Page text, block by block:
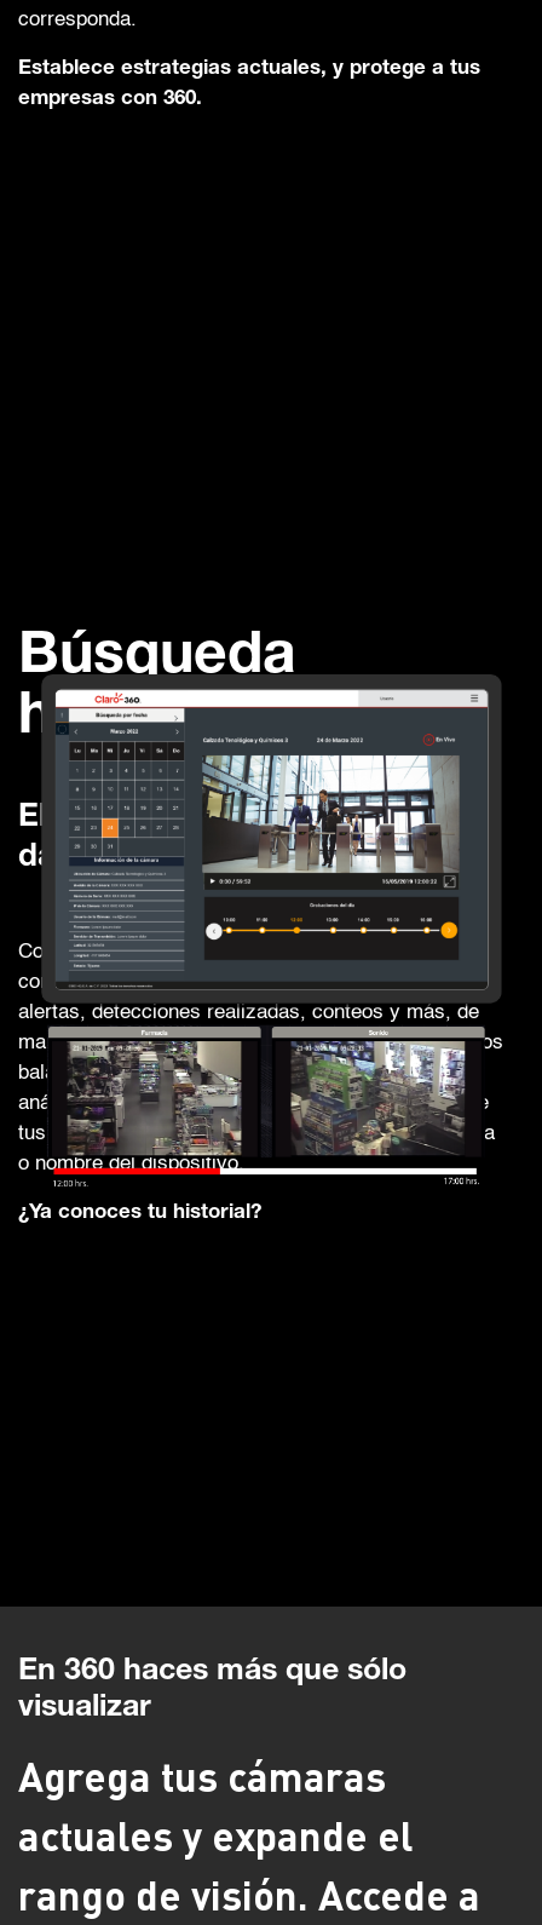
corresponda.
Establece estrategias actuales, y protege a tus
empresas con 360.
Búsqueda
histórica
El registro de cada paso que
das, está en nuestro historial.
Conoce todo lo que ocurre en tus instalaciones
consultando el historial de material registrado,
alertas, detecciones realizadas, conteos y más, de
manera particular, por vista o sucursal. Encuentra los
balances generales e indicadores detectados por el
análisis de video y accede a la plataforma conforme
tus necesidades, generando una búsqueda por fecha
o nombre del dispositivo.
¿Ya conoces tu historial?
En 360 haces más que sólo
visualizar
Agrega tus cámaras
actuales y expande el
rango de visión. Accede a